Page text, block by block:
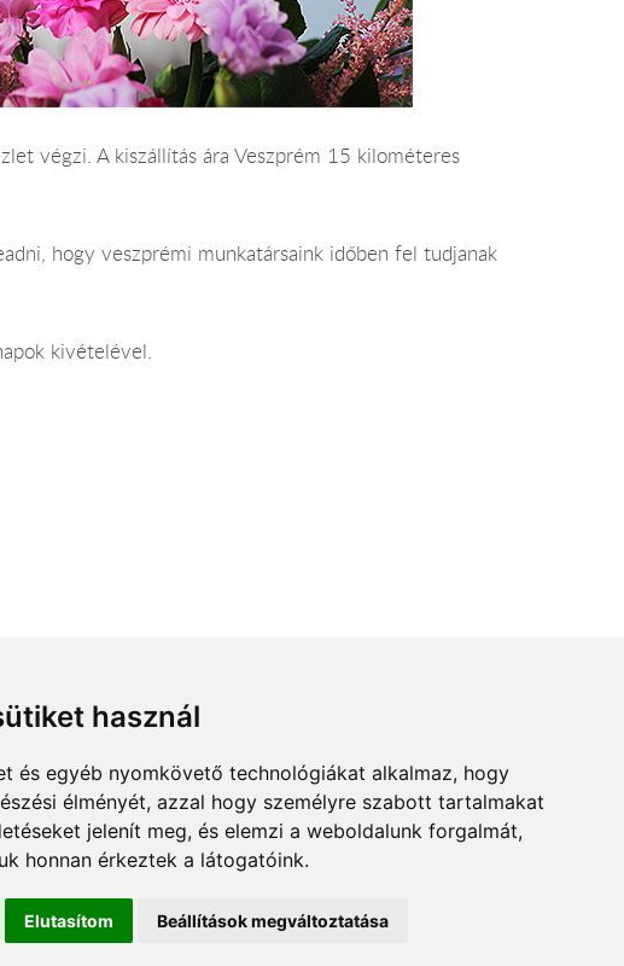
használ
és egyéb nyomkövető technológiákat alkalmaz, hogy
élményét, azzal hogy személyre szabott tartalmakat
jelenít meg, és elemzi a weboldalunk forgalmát,
honnan érkeztek a látogatóink.
Elutasítom Beállítások megváltoztatása
végzi. A kiszállítás ára Veszprém 15 kilométeres
hogy veszprémi munkatársaink időben fel tudjanak
kivételével.